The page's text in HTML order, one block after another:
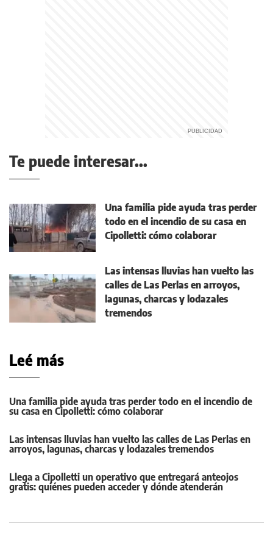
Te puede interesar...
Una familia pide ayuda tras perder
todo en el incendio de su casa en
Cipolletti: cómo colaborar
Las intensas lluvias han vuelto las
calles de Las Perlas en arroyos,
lagunas, charcas y lodazales
tremendos
Leé más
Una familia pide ayuda tras perder todo en el incendio de
su casa en Cipolletti: cómo colaborar
Las intensas lluvias han vuelto las calles de Las Perlas en
arroyos, lagunas, charcas y lodazales tremendos
Llega a Cipolletti un operativo que entregará anteojos
gratis: quiénes pueden acceder y dónde atenderán